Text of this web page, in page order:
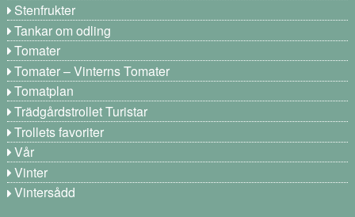
Stenfrukter
Tankar om odling
Tomater
Tomater – Vinterns Tomater
Tomatplan
Trädgårdstrollet Turistar
Trollets favoriter
Vår
Vinter
Vintersådd